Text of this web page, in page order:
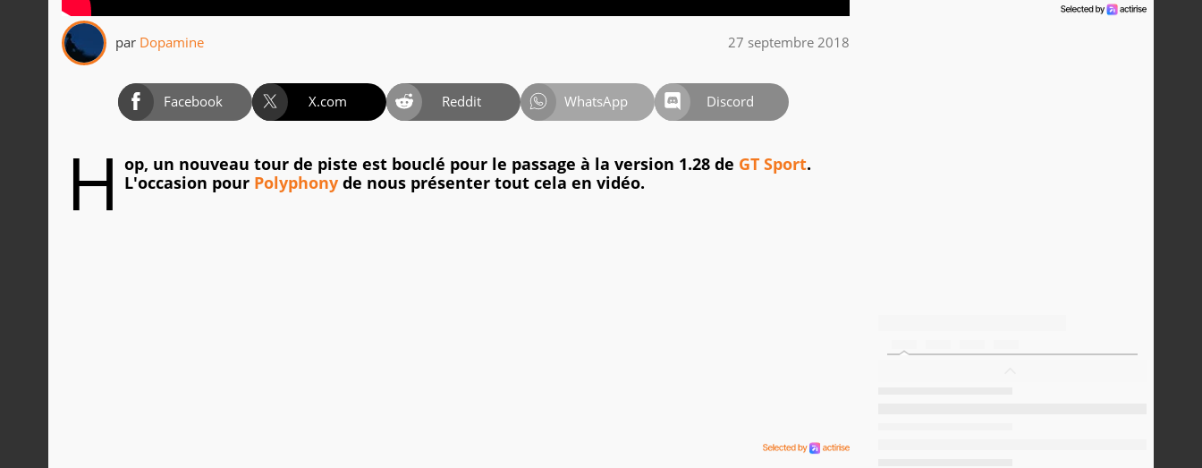
par Dopamine 27 septembre 2018
Facebook X.com Reddit WhatsApp Discord
H op, un nouveau tour de piste est bouclé pour le passage à la version 1.28 de GT Sport.
L'occasion pour Polyphony de nous présenter tout cela en vidéo.